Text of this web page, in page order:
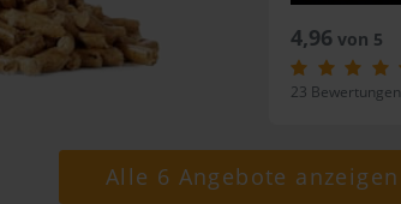
4,96von 5
23 Bewertungen
Alle 6 Angebote anzeigen